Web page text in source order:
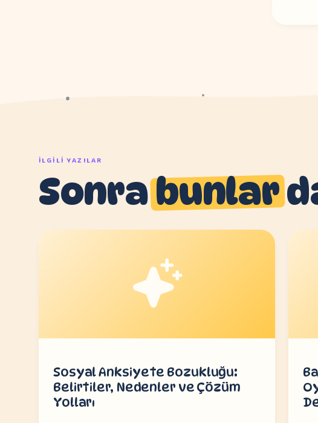
İLGILI YAZILAR
Sonrabunlar
Sosyal Anksiyete Bozukluğu:
Belirtiler, Nedenler ve Çözüm
Yolları